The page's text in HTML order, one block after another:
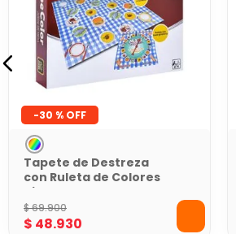
Enviar comentario
-30 %
Tapete de Destreza
con Ruleta de Colores
King Games
$69.900
$ 48.930